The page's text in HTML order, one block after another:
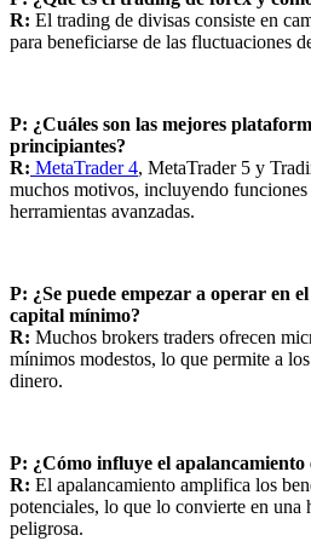
R: El trading de divisas consiste en
para beneficiarse de las fluctuaciones
P: ¿Cuáles son las mejores
principiantes?
R: MetaTrader 4, MetaTrader 5 y
muchos motivos, incluyendo
herramientas avanzadas.
P: ¿Se puede empezar a operar en
capital mínimo?
R: Muchos brokers traders ofrecen
mínimos modestos, lo que permite a
dinero.
P: ¿Cómo influye el apalancamiento
R: El apalancamiento amplifica los
potenciales, lo que lo convierte en una
peligrosa.